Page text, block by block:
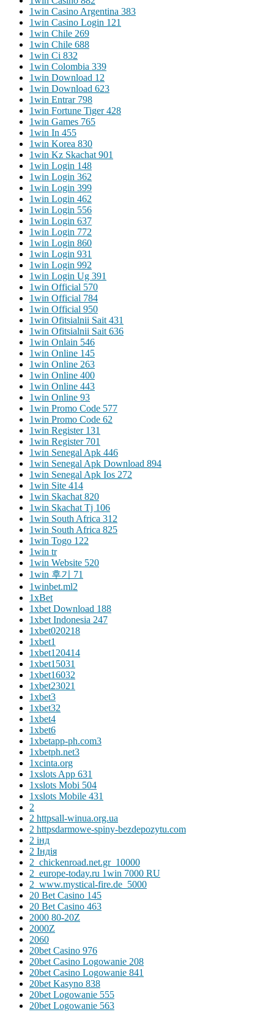
1win Casino Argentina 383
1win Casino Login 121
1win Chile 269
1win Chile 688
1win Ci 832
1win Colombia 339
1win Download 12
1win Download 623
1win Entrar 798
1win Fortune Tiger 428
1win Games 765
1win In 455
1win Korea 830
1win Kz Skachat 901
1win Login 148
1win Login 362
1win Login 399
1win Login 462
1win Login 556
1win Login 637
1win Login 772
1win Login 860
1win Login 931
1win Login 992
1win Login Ug 391
1win Official 570
1win Official 784
1win Official 950
1win Ofitsialnii Sait 431
1win Ofitsialnii Sait 636
1win Onlain 546
1win Online 145
1win Online 263
1win Online 400
1win Online 443
1win Online 93
1win Promo Code 577
1win Promo Code 62
1win Register 131
1win Register 701
1win Senegal Apk 446
1win Senegal Apk Download 894
1win Senegal Apk Ios 272
1win Site 414
1win Skachat 820
1win Skachat Tj 106
1win South Africa 312
1win South Africa 825
1win Togo 122
1win tr
1win Website 520
1win 후기 71
1winbet.ml2
1xBet
1xbet Download 188
1xbet Indonesia 247
1xbet020218
1xbet1
1xbet120414
1xbet15031
1xbet16032
1xbet23021
1xbet3
1xbet32
1xbet4
1xbet6
1xbetapp-ph.com3
1xbetph.net3
1xcinta.org
1xslots App 631
1xslots Mobi 504
1xslots Mobile 431
2
2 httpsall-winua.org.ua
2 httpsdarmowe-spiny-bezdepozytu.com
2 інд
2 Індія
2_chickenroad.net.gr_10000
2_europe-today.ru 1win 7000 RU
2_www.mystical-fire.de_5000
20 Bet Casino 145
20 Bet Casino 463
2000 80-20Z
2000Z
2060
20bet Casino 976
20bet Casino Logowanie 208
20bet Casino Logowanie 841
20bet Kasyno 838
20bet Logowanie 555
20bet Logowanie 563